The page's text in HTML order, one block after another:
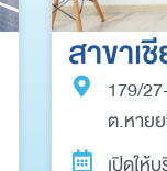
สาขาเ
179/
ต.หายย
เปิดให้